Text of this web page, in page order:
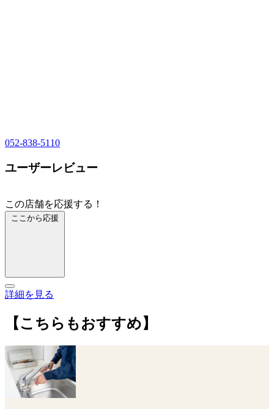
052-838-5110
ユーザーレビュー
この店舗を応援する！
ここから応援
詳細を見る
【こちらもおすすめ】